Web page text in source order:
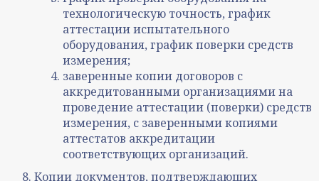
технологическую точность, график
аттестации испытательного
оборудования, график поверки средств
измерения;
заверенные копии договоров с
аккредитованными организациями на
проведение аттестации (поверки) средств
измерения, с заверенными копиями
аттестатов аккредитации
соответствующих организаций.
Копии документов, подтверждающих